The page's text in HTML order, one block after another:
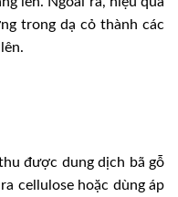
trong dạ cỏ thành các
được dung dịch bã gỗ
cellulose hoặc dùng áp